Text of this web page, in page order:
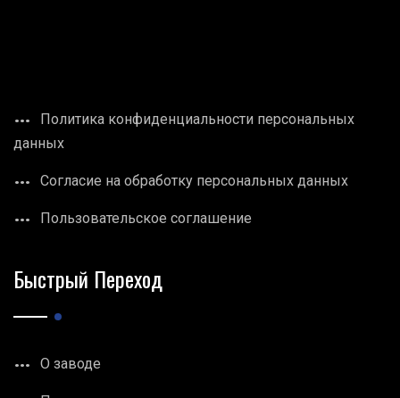
Политика конфиденциальности персональных
данных
Согласие на обработку персональных данных
Пользовательское соглашение
Быстрый Переход
О заводе